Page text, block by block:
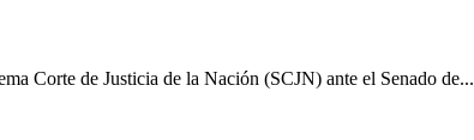
Corte de Justicia de la Nación (SCJN) ante el Senado de...